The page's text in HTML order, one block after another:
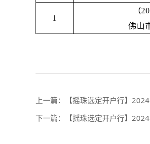
1
（
佛山
上一篇：
【摇珠选定开户行】
下一篇：
【摇珠选定开户行】2024